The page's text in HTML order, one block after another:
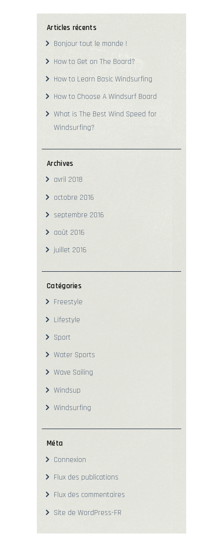
Articles récents
Bonjour tout le monde !
How to Get on The Board?
How to Learn Basic Windsurfing
How to Choose A Windsurf Board
What is The Best Wind Speed for
Windsurfing?
Archives
avril 2018
octobre 2016
septembre 2016
août 2016
juillet 2016
Catégories
Freestyle
Lifestyle
Sport
Water Sports
Wave Sailing
Windsup
Windsurfing
Méta
Connexion
Flux des publications
Flux des commentaires
Site de WordPress-FR